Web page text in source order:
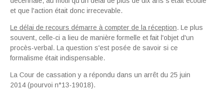
et que l'action était donc irrecevable.
Le délai de recours démarre à compter de la réception. Le plus
souvent, celle-ci a lieu de manière formelle et fait l'objet d'un
procès-verbal. La question s'est posée de savoir si ce
formalisme était indispensable.
La Cour de cassation y a répondu dans un arrêt du 25 juin
2014 (pourvoi n°13-19018).